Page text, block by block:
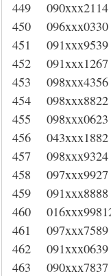
449
450
451
452
453
454
455
456
457
458
459
460
461
462
463